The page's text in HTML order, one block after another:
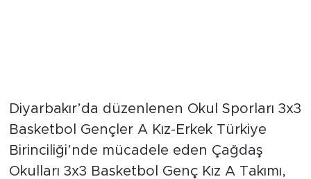
Diyarbakır’da düzenlenen Okul Sporları 3x3
Basketbol Gençler A Kız-Erkek Türkiye
Birinciliği’nde mücadele eden Çağdaş
Okulları 3x3 Basketbol Genç Kız A Takımı,